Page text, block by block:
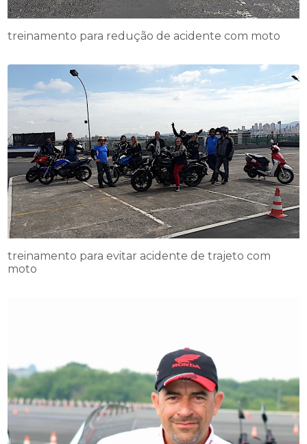
treinamento para redução de acidente com moto
treinamento para evitar acidente de trajeto com
moto